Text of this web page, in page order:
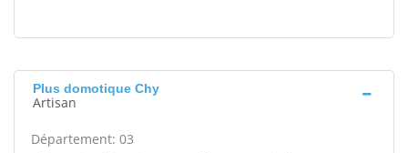
Plus domotique Chy
Artisan
Département: 03